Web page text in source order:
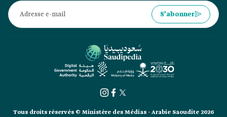
S’abonner
Tous droits réservés © Ministère des Médias - Arabie Saoudite 2026